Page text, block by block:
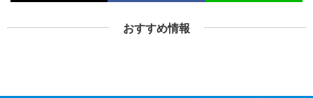
おすすめ情報